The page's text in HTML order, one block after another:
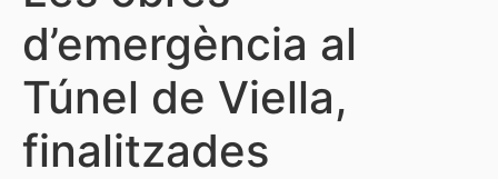
d’emergència al
Túnel de Viella,
finalitzades